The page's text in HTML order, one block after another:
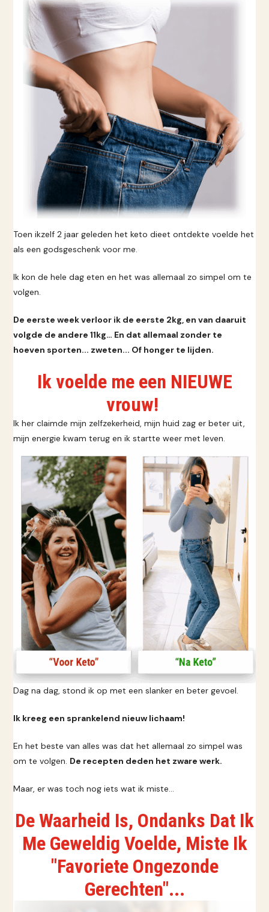
Toen ikzelf 2 jaar geleden het keto dieet ontdekte voelde het
als een godsgeschenk voor me.
Ik kon de hele dag eten en het was allemaal zo simpel om te
volgen.
De eerste week verloor ik de eerste 2kg, en van daaruit
volgde de andere 11kg… En dat allemaal zonder te
hoeven sporten... zweten... Of honger te lijden.
Ik voelde me een NIEUWE
vrouw!
Ik her claimde mijn zelfzekerheid, mijn huid zag er beter uit,
mijn energie kwam terug en ik startte weer met leven.
Dag na dag, stond ik op met een slanker en beter gevoel.
Ik kreeg een sprankelend nieuw lichaam!
En het beste van alles was dat het allemaal zo simpel was
om te volgen. De recepten deden het zware werk.
Maar, er was toch nog iets wat ik miste…
De Waarheid Is, Ondanks Dat Ik
Me Geweldig Voelde, Miste Ik
"Favoriete Ongezonde
Gerechten"...